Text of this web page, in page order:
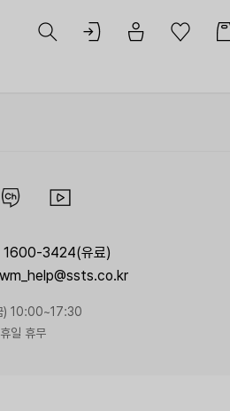
1600-3424(유료)
) 10:00~17:30
일 휴무